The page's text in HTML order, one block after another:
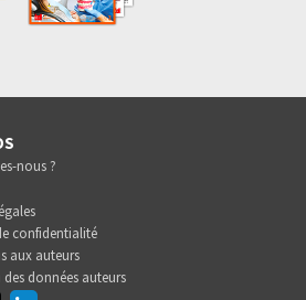
nous ?
confidentialité
aux auteurs
données auteurs